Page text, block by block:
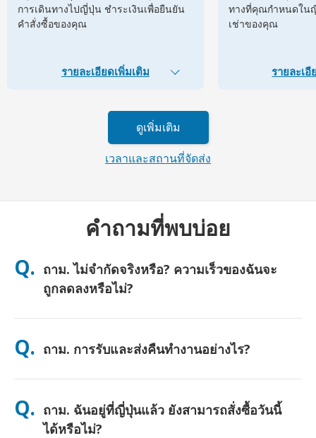
การเดินทางไปญี่ปุ่น ชำระเงินเพื่อยืนยัน
คำสั่งซื้อของคุณ
รายละเอียดเพิ่มเติม
ทางที่คุณกำหนดใน
เช่าของคุณ
รายละเ
ดูเพิ่มเติม
เวลาและสถานที่จัดส่ง
คำถามที่พบบ่อย
Q. ถาม. ไม่จำกัดจริงหรือ? ความเร็วของฉันจะ
ถูกลดลงหรือไม่?
ตอบ. ใช่ครับ ไม่จำกัดอย่างแท้จริง และเราไม่ใช้เพดานนโยบายการ
ใช้ข้อมูลได้มากเท่าที่คุณต้องการตลอดทั้งวัน (เช่นเดียวกับเครือข่าย
มือถืออื่นๆ ความแออัดชั่วคราวของผู้ให้บริการอาจส่งผลต่อความเร็ว)
หากมีการลดความเร็วตามนโยบายเกิดขึ้น เราจะคืนเครดิตค่าเช่าให้
Q. ถาม. การรับและส่งคืนทำงานอย่างไร?
ตอบ. รับที่สนามบินหลัก หรือเลือกจัดส่งที่โรงแรม/บ้าน (มาถึงก่อน
หน้าให้—เพียงนำไปหย่อนที่ตู้ไปรษณีย์ใดก็ได้ในญี่ปุ่น ไม่ต้องใช้
เอกสาร ไม่ต้องต่อคิวที่เคาน์เตอร์
Q. ถาม. ฉันอยู่ที่ญี่ปุ่นแล้ว ยังสามารถสั่งซื้อวันนี้
ได้หรือไม่?